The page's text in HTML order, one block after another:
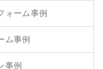
ォーム事例
ム事例
事例